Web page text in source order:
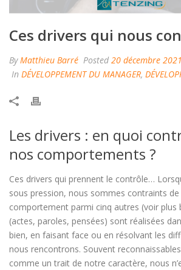
Ces drivers qui nous
ByMatthieu Barré Posted 20 décembre 2021
In DÉVELOPPEMENT DU MANAGER,
Les drivers : en quoi
nos comportements ?
Ces drivers qui prennent le contrôle…
sous pression, nous sommes contraints
comportement parmi cinq autres (voir plus
(actes, paroles, pensées) sont réalisées
bien, en faisant face ou en résolvant les
nous rencontrons. Souvent
comme un trait de notre caractère, nous